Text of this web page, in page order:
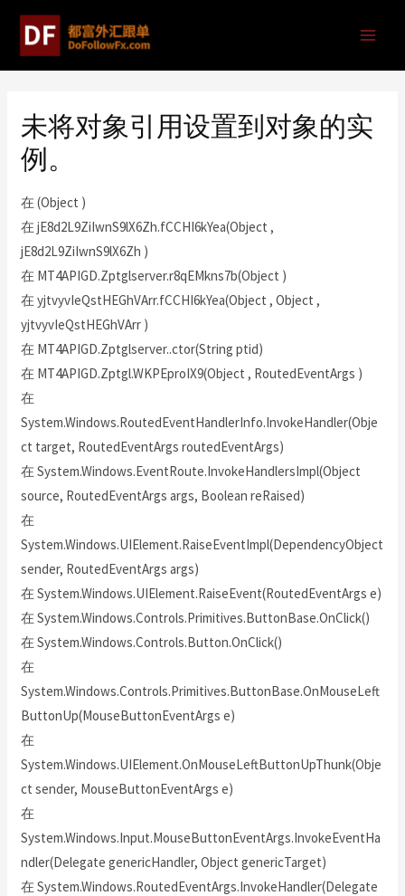
未将对象引用设置到对象的实
例。
在 (Object )
在 jE8d2L9ZiIwnS9lX6Zh.fCCHI6kYea(Object ,
jE8d2L9ZiIwnS9lX6Zh )
在 MT4APIGD.Zptglserver.r8qEMkns7b(Object )
在 yjtvyvIeQstHEGhVArr.fCCHI6kYea(Object , Object ,
yjtvyvIeQstHEGhVArr )
在 MT4APIGD.Zptglserver..ctor(String ptid)
在 MT4APIGD.Zptgl.WKPEproIX9(Object , RoutedEventArgs )
在
System.Windows.RoutedEventHandlerInfo.InvokeHandler(Obje
ct target, RoutedEventArgs routedEventArgs)
在 System.Windows.EventRoute.InvokeHandlersImpl(Object
source, RoutedEventArgs args, Boolean reRaised)
在
System.Windows.UIElement.RaiseEventImpl(DependencyObject
sender, RoutedEventArgs args)
在 System.Windows.UIElement.RaiseEvent(RoutedEventArgs e)
在 System.Windows.Controls.Primitives.ButtonBase.OnClick()
在 System.Windows.Controls.Button.OnClick()
在
System.Windows.Controls.Primitives.ButtonBase.OnMouseLeft
ButtonUp(MouseButtonEventArgs e)
在
System.Windows.UIElement.OnMouseLeftButtonUpThunk(Obje
ct sender, MouseButtonEventArgs e)
在
System.Windows.Input.MouseButtonEventArgs.InvokeEventHa
ndler(Delegate genericHandler, Object genericTarget)
在 System.Windows.RoutedEventArgs.InvokeHandler(Delegate